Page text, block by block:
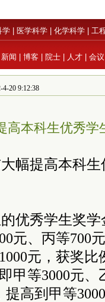
学 医学科学 化学科学 工
新闻 博客 院士 人才 会议
20 9:12:38
高本科生优秀学
幅提高本科
优秀学生奖
元、丙等700
元，获奖
甲等3000元、
高到甲等